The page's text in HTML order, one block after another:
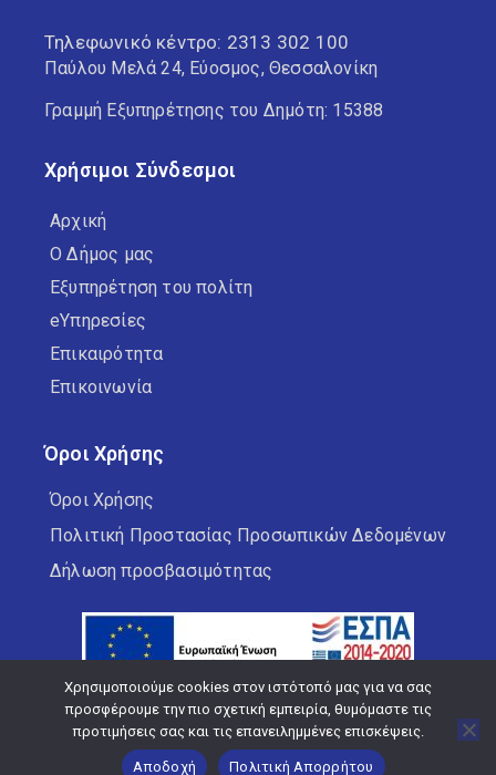
Τηλεφωνικό κέντρο: 2313 302 100
Παύλου Μελά 24, Εύοσμος, Θεσσαλονίκη
Γραμμή Εξυπηρέτησης του Δημότη: 15388
Χρήσιμοι Σύνδεσμοι
Αρχική
Ο Δήμος μας
Εξυπηρέτηση του πολίτη
eΥπηρεσίες
Επικαιρότητα
Επικοινωνία
Όροι Χρήσης
Όροι Χρήσης
Πολιτική Προστασίας Προσωπικών Δεδομένων
Δήλωση προσβασιμότητας
Copyright © 2026 Δήμος Κορδελιού Ευόσμου
Χρησιμοποιούμε cookies στον ιστότοπό μας για να σας
προσφέρουμε την πιο σχετική εμπειρία, θυμόμαστε τις
προτιμήσεις σας και τις επανειλημμένες επισκέψεις.
Αποδοχή Πολιτική Απορρήτου